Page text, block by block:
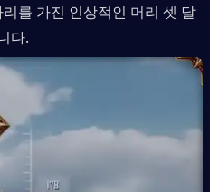
를 가진 인상적인 머리 셋 달
다.